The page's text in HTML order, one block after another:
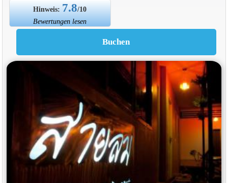
Hinweis: 7.8/10
Bewertungen lesen